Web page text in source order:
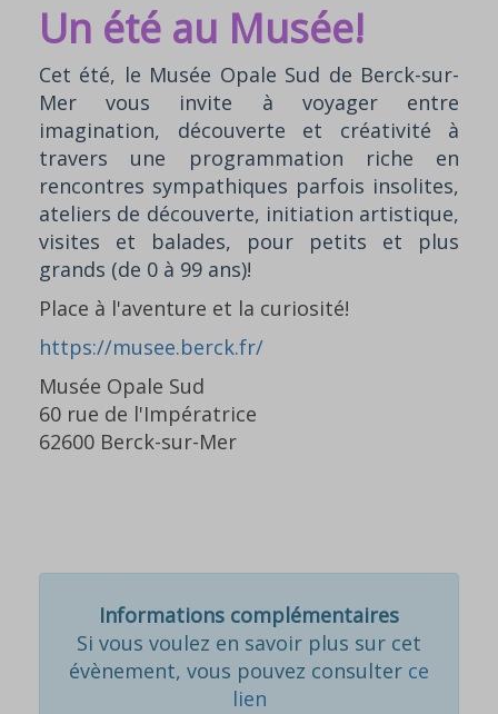
Un été au Musée!
Cet été, le Musée Opale Sud de Berck-sur-
Mer vous invite à voyager entre
imagination, découverte et créativité à
travers une programmation riche en
rencontres sympathiques parfois insolites,
ateliers de découverte, initiation artistique,
visites et balades, pour petits et plus
grands (de 0 à 99 ans)!
Place à l'aventure et la curiosité!
https://musee.berck.fr/
Musée Opale Sud
60 rue de l'Impératrice
62600 Berck-sur-Mer
Informations complémentaires
Si vous voulez en savoir plus sur cet
évènement, vous pouvez consulter ce
lien